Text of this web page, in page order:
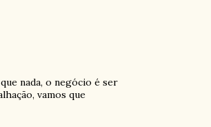
nada, o negócio é ser
vamos que